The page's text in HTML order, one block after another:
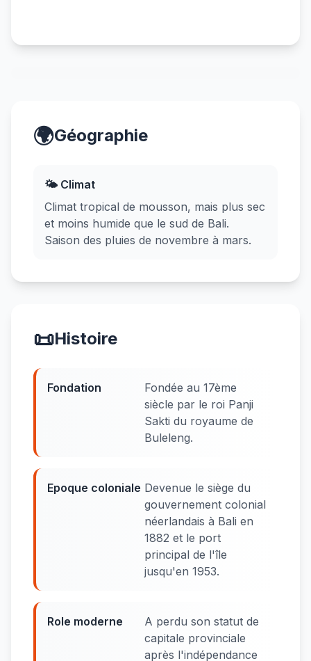
🌍Géographie
🌤️ Climat
Climat tropical de mousson, mais plus sec
et moins humide que le sud de Bali.
Saison des pluies de novembre à mars.
📜Histoire
Fondation
Fondée au 17ème
siècle par le roi Panji
Sakti du royaume de
Buleleng.
Epoque coloniale Devenue le siège du
gouvernement colonial
néerlandais à Bali en
1882 et le port
principal de l'île
jusqu'en 1953.
Role moderne
A perdu son statut de
capitale provinciale
après l'indépendance